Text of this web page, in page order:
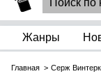
Жанры
Главная Серж